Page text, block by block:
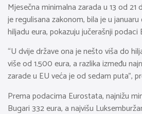
Mjesečna minimalna zarada u 13 od 21
je regulisana zakonom, bila je u
hiljadu eura, pokazuju jučerašnji podaci
“U dvije države ona je nešto viša do
više od 1.500 eura, a razlika između
zarade u EU veća je od sedam puta”,
Prema podacima Eurostata, najnižu
Bugari 332 eura, a najvišu